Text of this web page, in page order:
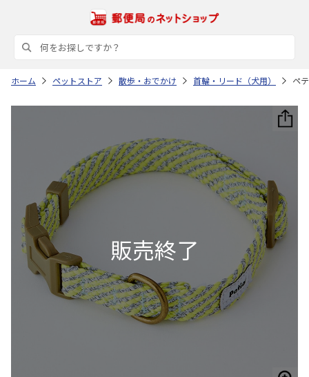
ホーム ペットストア 散歩・おでかけ 首輪・リード（犬用） ペ